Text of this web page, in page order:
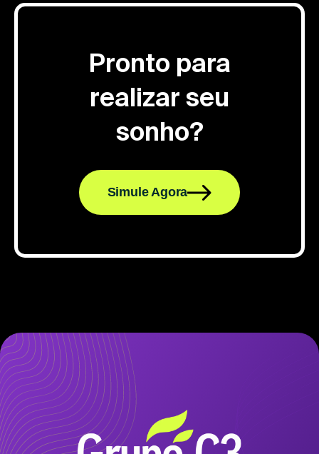
Pronto para
realizar seu
sonho?
Simule Agora